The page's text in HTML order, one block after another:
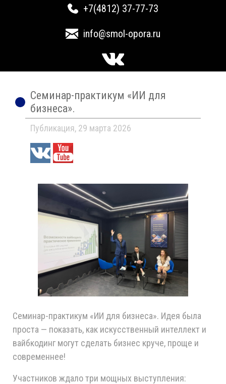
+7(4812) 37-77-73
info@smol-opora.ru
Семинар-практикум «ИИ для
бизнеса».
Публикация, 29 марта 2026
Семинар-практикум «ИИ для бизнеса». Идея была
проста — показать, как искусственный интеллект и
вайбкодинг могут сделать бизнес круче, проще и
современнее!
Участников ждало три мощных выступления: